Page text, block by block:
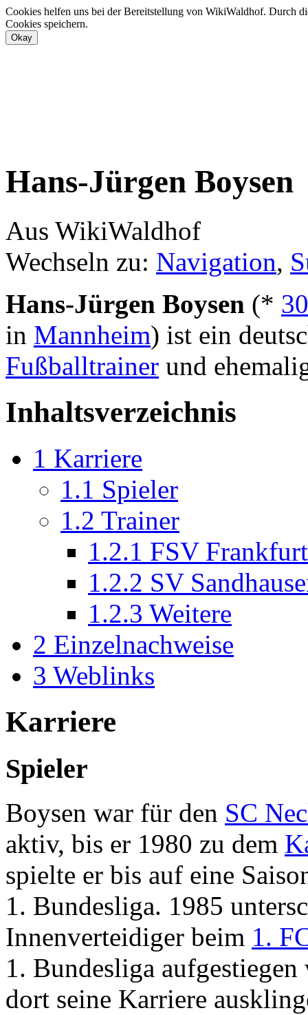
Cookies helfen uns bei der Bereitstellung von WikiWaldhof. Durch
Cookies speichern.
Hans-Jürgen Boysen
Aus WikiWaldhof
Wechseln zu: Navigation,
Hans-Jürgen Boysen (*
in Mannheim) ist ein
Fußballtrainer und
Inhaltsverzeichnis
1 Karriere
1.1 Spieler
1.2 Trainer
1.2.1 FSV Frankfurt
1.2.2 SV
1.2.3 Weitere
2 Einzelnachweise
3 Weblinks
Karriere
Spieler
Boysen war für den SC
aktiv, bis er 1980 zu dem
spielte er bis auf eine
1. Bundesliga. 1985
Innenverteidiger beim 1.
1. Bundesliga
dort seine Karriere